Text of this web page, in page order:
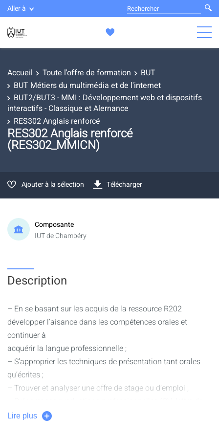
Aller à
Accueil Toute l'offre de formation
BUT
BUT Métiers du multimédia et de l'internet
BUT2/BUT3 - MMI : Développement web et dispositifs
interactifs - Classique et Alernance
RES302 Anglais renforcé
RES302 Anglais renforcé
(RES302_MMICN)
Ajouter à la sélection Télécharger
Composante
IUT de Chambéry
Description
– En se basant sur les acquis de la ressource R202
développer l’aisance dans les compétences orales et
continuer à
acquérir la langue professionnelle ;
– S’approprier les techniques de présentation tant orales
qu’écrites ;
– Trouver et analyser une offre de stage ou d’emploi ;
motivation, portfolio de réalisations, CV vidéo) ;
Lire plus